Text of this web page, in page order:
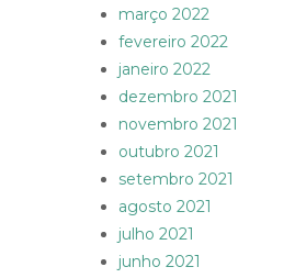
março 2022
fevereiro 2022
janeiro 2022
dezembro 2021
novembro 2021
outubro 2021
setembro 2021
agosto 2021
julho 2021
junho 2021